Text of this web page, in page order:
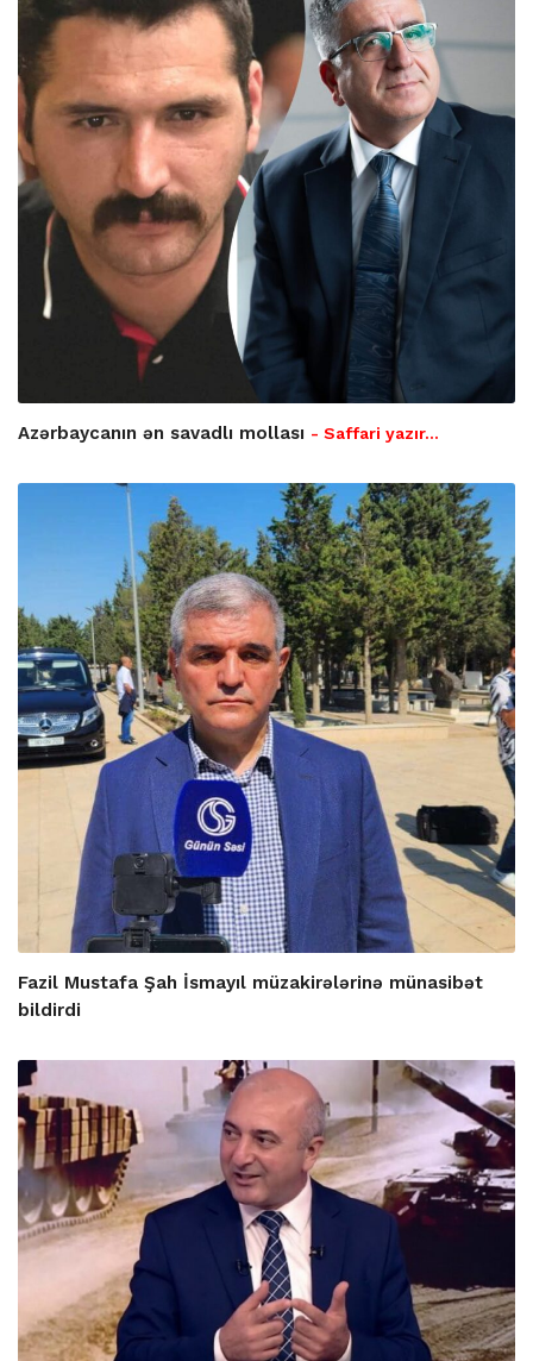
Azərbaycanın ən savadlı mollası - Saffari yazır…
Fazil Mustafa Şah İsmayıl müzakirələrinə münasibət
bildirdi